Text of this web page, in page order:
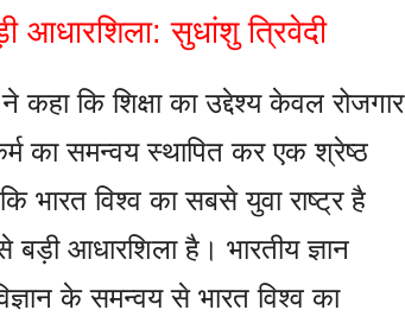
आधारशिला: सुधांशु त्रिवेदी
कि शिक्षा का उद्देश्य केवल रोजगार
का समन्वय स्थापित कर एक श्रेष्ठ
भारत विश्व का सबसे युवा राष्ट्र है
आधारशिला है। भारतीय ज्ञान
के समन्वय से भारत विश्व का